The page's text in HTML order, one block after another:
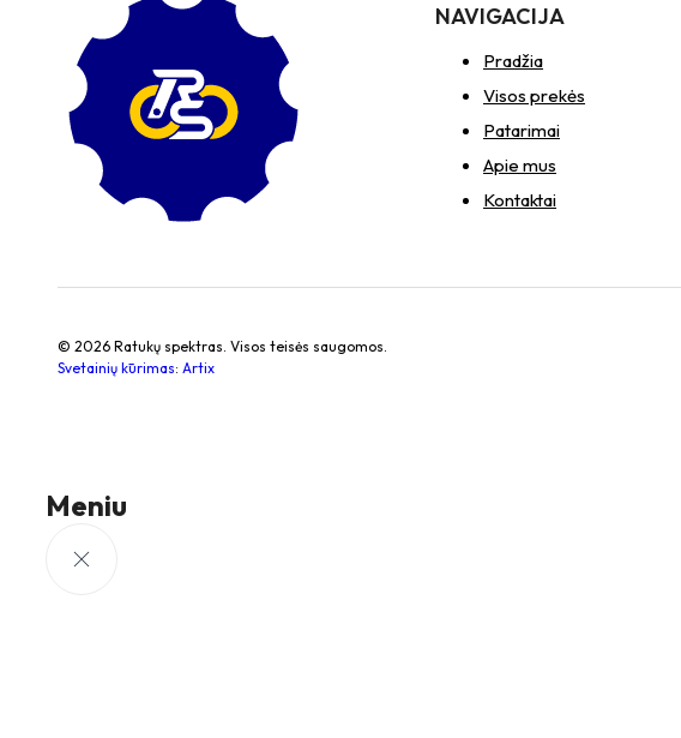
NAVIGACIJA
Pradžia
Visos prekės
Patarimai
Apie mus
Kontaktai
© 2026 Ratukų spektras. Visos teisės saugomos.
Svetainių kūrimas: Artix
Meniu